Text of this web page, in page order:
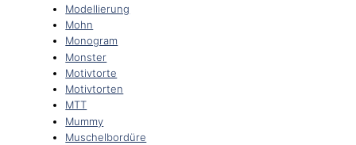
Modellierung
Mohn
Monogram
Monster
Motivtorte
Motivtorten
MTT
Mummy
Muschelbordüre